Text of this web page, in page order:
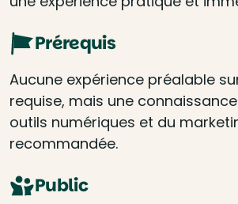
Prérequis
Aucune expérience préalable
requise, mais une
outils numériques et du
recommandée.
Public